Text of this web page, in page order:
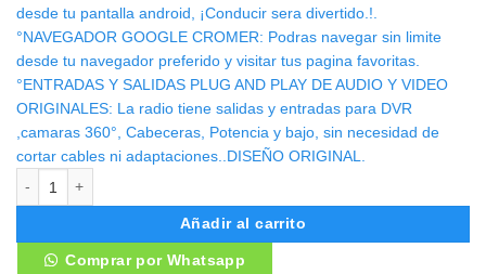
desde tu pantalla android, ¡Conducir sera divertido.!.
°NAVEGADOR GOOGLE CROMER: Podras navegar sin limite
desde tu navegador preferido y visitar tus pagina favoritas.
°ENTRADAS Y SALIDAS PLUG AND PLAY DE AUDIO Y VIDEO
ORIGINALES: La radio tiene salidas y entradas para DVR
,camaras 360°, Cabeceras, Potencia y bajo, sin necesidad de
cortar cables ni adaptaciones..DISEÑO ORIGINAL.
Añadir al carrito
Comprar por Whatsapp